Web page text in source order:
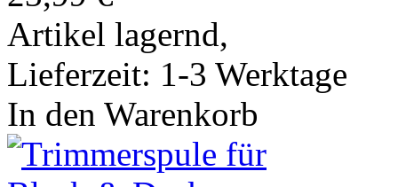
Artikel lagernd,
Lieferzeit: 1-3 Werktage
In den Warenkorb